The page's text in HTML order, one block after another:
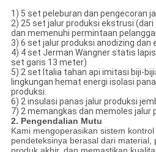
1) 5 set peleburan dan pengecoran
2) 25 set jalur produksi ekstrusi
dan memenuhi permintaan
3) 6 set jalur produksi anodizing dan
4) 4 set Jerman Wangner statis
set garis 13 meter)
5) 2 set Italia tahan api imitasi biji-
lingkungan hemat energi isolasi
produksi.
6) 2 insulasi panas jalur produksi
7) 2 memangkas dan memoles jalur
2. Pengendalian Mutu
Kami mengoperasikan sistem
pendeteksinya berasal dari material,